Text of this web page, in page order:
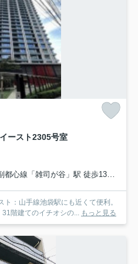
ースト2305号室
都心線「雑司が谷」駅 徒歩13分
：山手線池袋駅にも近くて便利。
階建てのイチオシの... もっと見る